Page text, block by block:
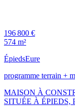
196 800 €
574 m²
ÉpiedsEure
programme terrain +
MAISON À
SITUÉE À ÉPIEDS,